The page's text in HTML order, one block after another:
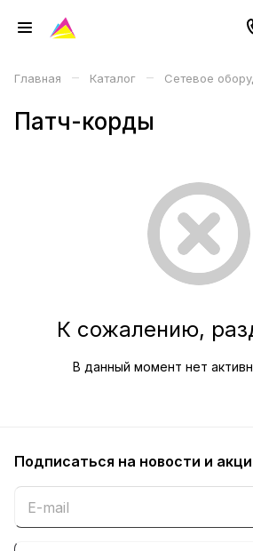
Главная – Каталог – Сетевое
Патч-корды
К сожалению,
В данный момент нет
Подписаться на новости и